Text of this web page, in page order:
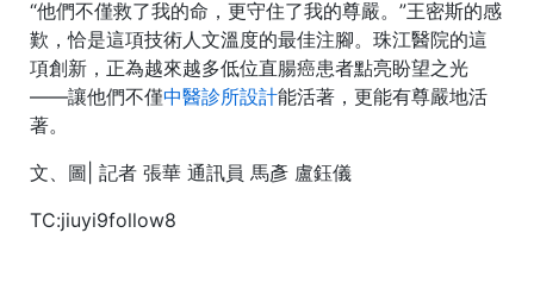
“他們不僅救了我的命，更守住了我的尊嚴。”王密斯的感
歎，恰是這項技術人文溫度的最佳注腳。珠江醫院的這
項創新，正為越來越多低位直腸癌患者點亮盼望之光
——讓他們不僅中醫診所設計能活著，更能有尊嚴地活
著。
文、圖| 記者 張華 通訊員 馬彥 盧鈺儀
TC:jiuyi9follow8